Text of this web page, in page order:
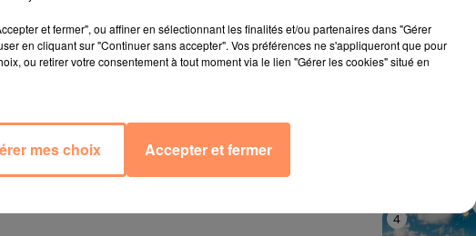
le top
4
et fermer", ou affiner en sélectionnant les finalités et/ou partenaires dans "Gérer
en cliquant sur "Continuer sans accepter". Vos préférences ne s'appliqueront que pour
ou retirer votre consentement à tout moment via le lien "Gérer les cookies" situé en
mes choix Accepter et fermer